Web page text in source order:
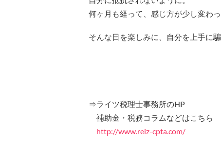
何ヶ月も経って、感じ方が少し変わっ
そんな日を楽しみに、自分を上手に騙
⇒ライツ税理士事務所のHP
補助金・税務コラムなどはこちら
http://www.reiz-cpta.com/